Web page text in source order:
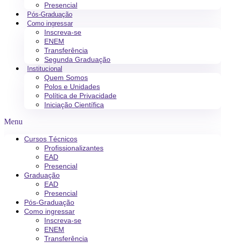
Presencial
Pós-Graduação
Como ingressar
Inscreva-se
ENEM
Transferência
Segunda Graduação
Institucional
Quem Somos
Polos e Unidades
Política de Privacidade
Iniciação Científica
Menu
Cursos Técnicos
Profissionalizantes
EAD
Presencial
Graduação
EAD
Presencial
Pós-Graduação
Como ingressar
Inscreva-se
ENEM
Transferência